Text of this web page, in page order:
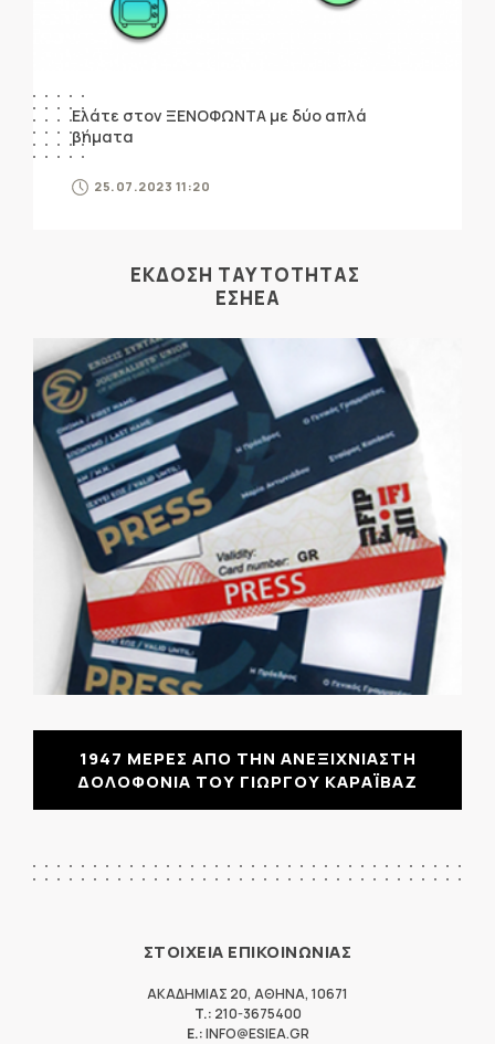
Ελάτε στον ΞΕΝΟΦΩΝΤΑ με δύο απλά
βήματα
25.07.2023 11:20
ΕΚΔΟΣΗ ΤΑΥΤΟΤΗΤΑΣ
ΕΣΗΕΑ
1947 ΜΕΡΕΣ ΑΠΟ ΤΗΝ ΑΝΕΞΙΧΝΙΑΣΤΗ
ΔΟΛΟΦΟΝΙΑ ΤΟΥ ΓΙΩΡΓΟΥ ΚΑΡΑΪΒΑΖ
ΣΤΟΙΧΕΙΑ ΕΠΙΚΟΙΝΩΝΙΑΣ
ΑΚΑΔΗΜΙΑΣ 20, ΑΘΗΝΑ, 10671
T.: 210-3675400
E.:INFO@ESIEA.GR